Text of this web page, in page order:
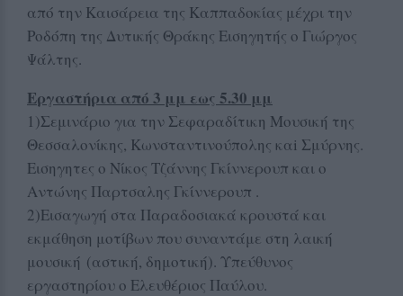
από την Καισάρεια της Καππαδοκίας μέχρι την
Ροδόπη της Δυτικής Θράκης Εισηγητής ο Γιώργος
Ψάλτης.
Εργαστήρια από 3 μμ εως 5.30 μμ
1)Σεμινάριο για την Σεφαραδίτικη Μουσική της
Θεσσαλονίκης, Κωνσταντινούπολης καi Σμύρνης.
Εισηγητες ο Νίκος Τζάννης Γκίννερουπ και ο
Αντώνης Παρτσαλης Γκίννερουπ .
2)Εισαγωγή στα Παραδοσιακά κρουστά και
εκμάθηση μοτίβων που συναντάμε στη λαική
μουσική (αστική, δημοτική). Υπεύθυνος
εργαστηρίου ο Ελευθέριος Παύλου.